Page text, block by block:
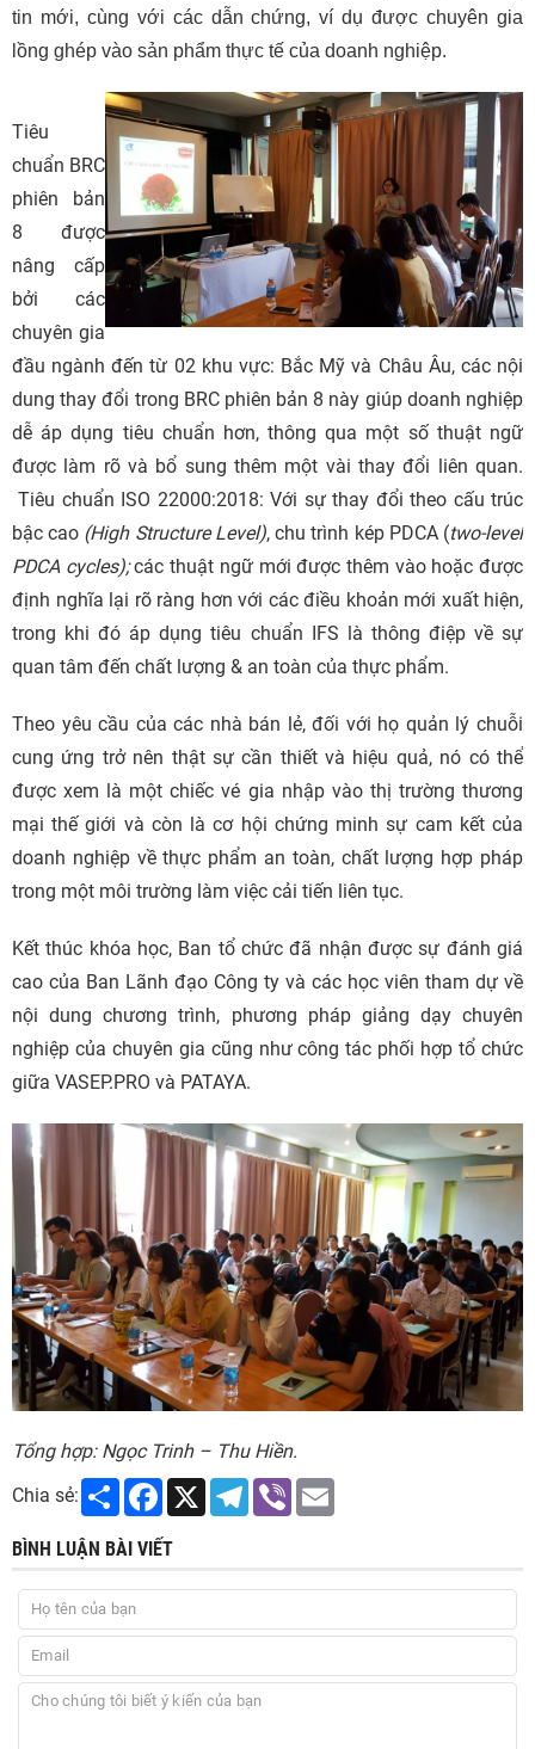
tin mới, cùng với các dẫn chứng, ví dụ được chuyên gia
lồng ghép vào sản phẩm thực tế của doanh nghiệp.
Tiêu
chuẩn BRC
phiên bản
8 được
nâng cấp
bởi các
chuyên gia
đầu ngành đến từ 02 khu vực: Bắc Mỹ và Châu Âu, các nội
dung thay đổi trong BRC phiên bản 8 này giúp doanh nghiệp
dễ áp dụng tiêu chuẩn hơn, thông qua một số thuật ngữ
được làm rõ và bổ sung thêm một vài thay đổi liên quan.
Tiêu chuẩn ISO 22000:2018:Với sự thay đổi theo cấu trúc
bậc cao (High Structure Level), chu trình kép PDCA (two-level
PDCA cycles);các thuật ngữ mới được thêm vào hoặc được
định nghĩa lại rõ ràng hơn với các điều khoản mới xuất hiện,
trong khi đó áp dụngtiêu chuẩn IFS là thông điệp về sự
quan tâm đến chất lượng & an toàn của thực phẩm.
Theo yêu cầu của các nhà bán lẻ, đối với họ quản lý chuỗi
cung ứng trở nên thật sự cần thiết và hiệu quả, nó có thể
được xem là một chiếc vé gia nhập vào thị trường thương
mại thế giới và còn là cơ hội chứng minh sự cam kết của
doanh nghiệp về thực phẩm an toàn, chất lượng hợp pháp
trong một môi trường làm việc cải tiến liên tục.
Kết thúc khóa học, Ban tổ chức đã nhận được sự đánh giá
cao của Ban Lãnh đạo Công ty và các học viên tham dự về
nội dung chương trình, phương pháp giảng dạy chuyên
nghiệp của chuyên gia cũng như công tác phối hợp tổ chức
giữa VASEP.PRO và PATAYA.
Tổng hợp: Ngọc Trinh – Thu Hiền.
Chia sẻ:
Share Facebook
X Telegram
Viber
BÌNH LUẬN BÀI VIẾT